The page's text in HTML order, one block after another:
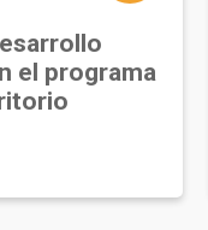
el programa